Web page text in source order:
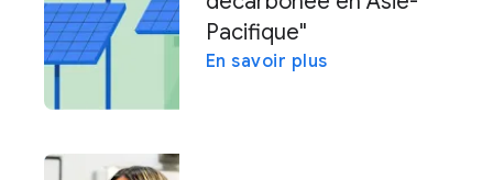
Pacifique"
En savoir plus